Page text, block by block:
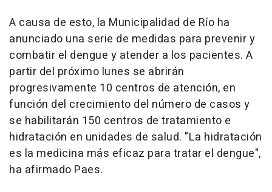
A causa de esto, la Municipalidad de Río ha
anunciado una serie de medidas para prevenir y
combatir el dengue y atender a los pacientes. A
partir del próximo lunes se abrirán
progresivamente 10 centros de atención, en
función del crecimiento del número de casos y
se habilitarán 150 centros de tratamiento e
hidratación en unidades de salud. "La hidratación
es la medicina más eficaz para tratar el dengue",
ha afirmado Paes.